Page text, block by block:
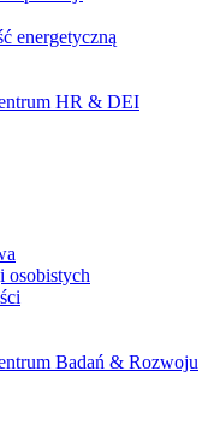
energetyczną
HR & DEI
osobistych
Badań & Rozwoju